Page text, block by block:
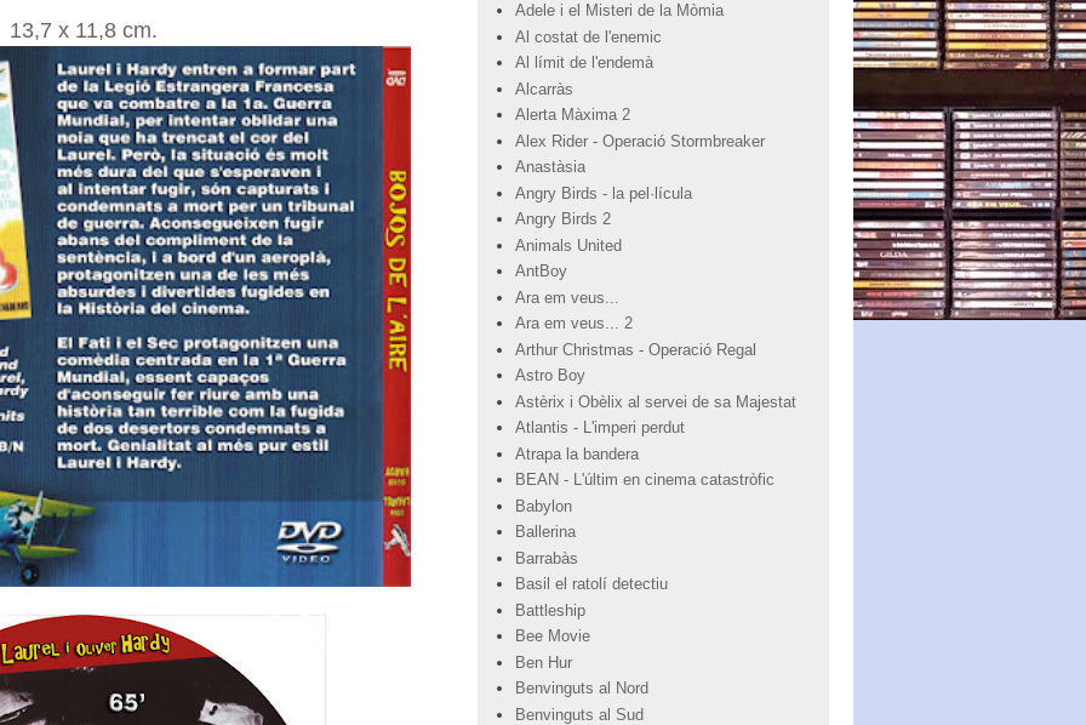
13,7 x 11,8 cm.
Adele i el Misteri de la Mòmia
Al costat de l'enemic
Al límit de l'endemà
Alcarràs
Alerta Màxima 2
Alex Rider - Operació Stormbreaker
Anastàsia
Angry Birds - la pel·lícula
Angry Birds 2
Animals United
AntBoy
Ara em veus...
Ara em veus... 2
Arthur Christmas - Operació Regal
Astro Boy
Astèrix i Obèlix al servei de sa Majestat
Atlantis - L'imperi perdut
Atrapa la bandera
BEAN - L'últim en cinema catastròfic
Babylon
Ballerina
Barrabàs
Basil el ratolí detectiu
Battleship
Bee Movie
Ben Hur
Benvinguts al Nord
Benvinguts al Sud